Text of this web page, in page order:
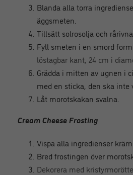
Blanda alla torra
äggsmeten.
Tillsätt solrosolja och
Fyll smeten i en smord
löstagbar kant, 24 cm i
Grädda i mitten av ugnen i
med en sticka, den ska inte
Låt morotskakan svalna.
Cream Cheese Frosting
Vispa alla ingredienser
Bred frostingen över
Dekorera med